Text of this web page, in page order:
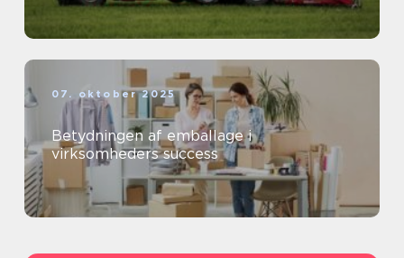
07. oktober 2025
Betydningen af emballage i
virksomheders success